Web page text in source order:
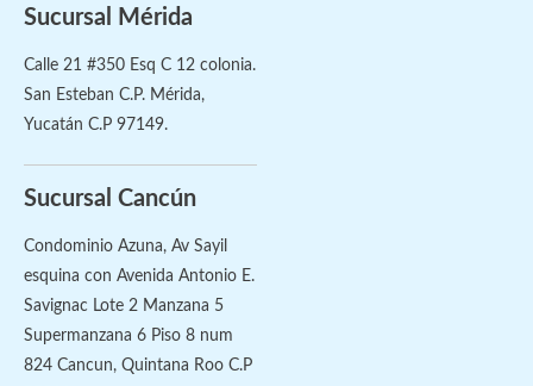
Sucursal Mérida
Calle 21 #350 Esq C 12 colonia.
San Esteban C.P. Mérida,
Yucatán C.P 97149.
Sucursal Cancún
Condominio Azuna, Av Sayil
esquina con Avenida Antonio E.
Savignac Lote 2 Manzana 5
Supermanzana 6 Piso 8 num
824 Cancun, Quintana Roo C.P